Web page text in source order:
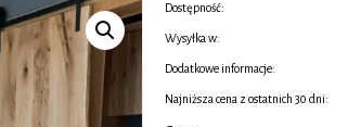
Dostępność:
Wysyłka w:
Dodatkowe informacje:
Najniższa cena z ostatnich 30 dni: